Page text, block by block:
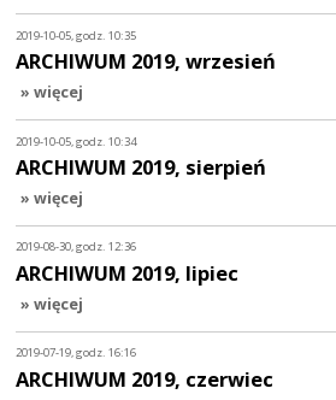
2019-10-05, godz. 10:35
ARCHIWUM 2019, wrzesień
» więcej
2019-10-05, godz. 10:34
ARCHIWUM 2019, sierpień
» więcej
2019-08-30, godz. 12:36
ARCHIWUM 2019, lipiec
» więcej
2019-07-19, godz. 16:16
ARCHIWUM 2019, czerwiec